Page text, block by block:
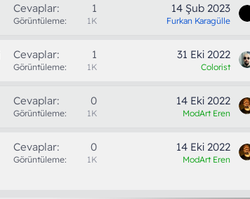
Cevaplar 1
Görüntüleme 1K
14 Şub 2023
Furkan Karagülle
Cevaplar 1
Görüntüleme 1K
31 Eki 2022
Colorist
Cevaplar 0
Görüntüleme 1K
14 Eki 2022
ModArt Eren
Cevaplar 0
Görüntüleme 1K
14 Eki 2022
ModArt Eren